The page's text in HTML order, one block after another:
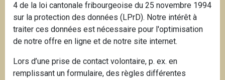
4 de la loi cantonale fribourgeoise du 25 novembre 1994
sur la protection des données (LPrD). Notre intérêt à
traiter ces données est nécessaire pour l'optimisation
de notre offre en ligne et de notre site internet.
Lors d’une prise de contact volontaire, p. ex. en
remplissant un formulaire, des règles différentes